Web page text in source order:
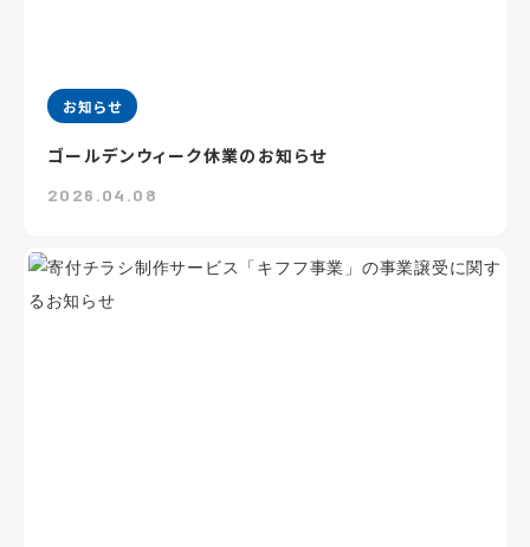
お知らせ
ゴールデンウィーク休業のお知らせ
2026.04.08